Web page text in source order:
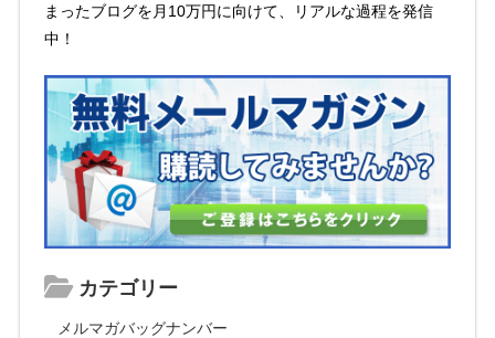
まったブログを月10万円に向けて、リアルな過程を発信
中！
カテゴリー
メルマガバッグナンバー